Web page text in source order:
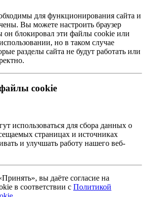
для функционирования сайта и
Вы можете настроить браузер
он блокировал эти файлы cookie или
но в таком случае
разделы сайта не будут работать или
cookie
использоваться для сбора данных о
страницах и источниках
и улучшать работу нашего веб-
вы даёте согласие на
в соответствии с Политикой